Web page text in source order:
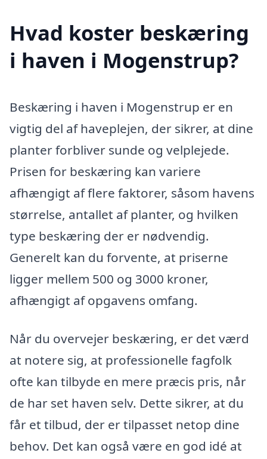
Hvad koster beskæring
i haven i Mogenstrup?
Beskæring i haven i Mogenstrup er en
vigtig del af haveplejen, der sikrer, at dine
planter forbliver sunde og velplejede.
Prisen for beskæring kan variere
afhængigt af flere faktorer, såsom havens
størrelse, antallet af planter, og hvilken
type beskæring der er nødvendig.
Generelt kan du forvente, at priserne
ligger mellem 500 og 3000 kroner,
afhængigt af opgavens omfang.
Når du overvejer beskæring, er det værd
at notere sig, at professionelle fagfolk
ofte kan tilbyde en mere præcis pris, når
de har set haven selv. Dette sikrer, at du
får et tilbud, der er tilpasset netop dine
behov. Det kan også være en god idé at